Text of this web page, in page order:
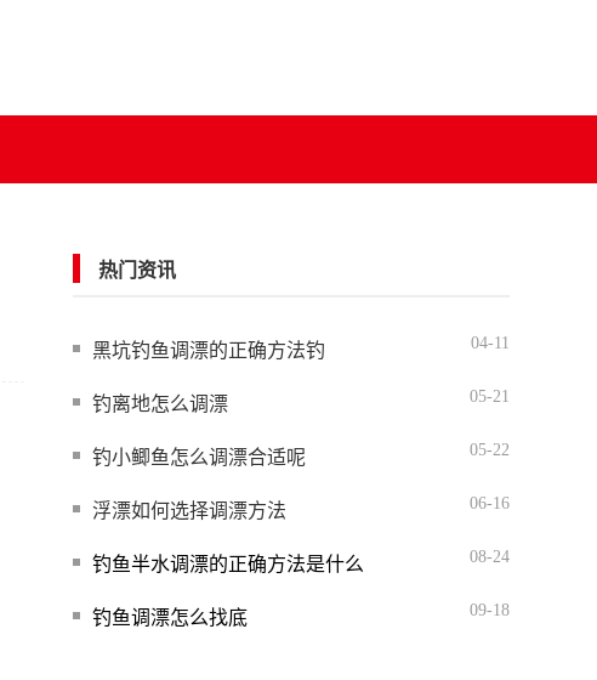
热门资讯
黑坑钓鱼调漂的正确方法钓 04-11
钓离地怎么调漂 05-21
钓小鲫鱼怎么调漂合适呢 05-22
浮漂如何选择调漂方法 06-16
钓鱼半水调漂的正确方法是什么 08-24
钓鱼调漂怎么找底 09-18